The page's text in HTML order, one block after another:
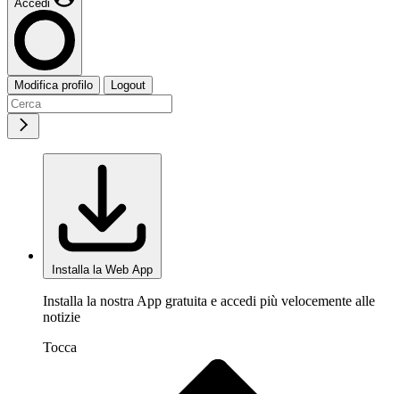
Accedi
Modifica profilo Logout
Installa la Web App
Installa la nostra App gratuita e accedi più velocemente alle
notizie
Tocca